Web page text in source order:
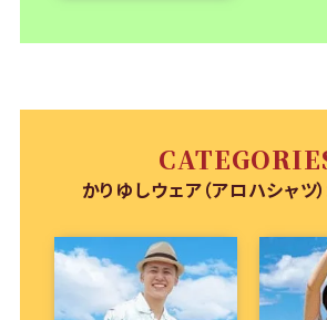
かりゆしウェア（アロハシャツ